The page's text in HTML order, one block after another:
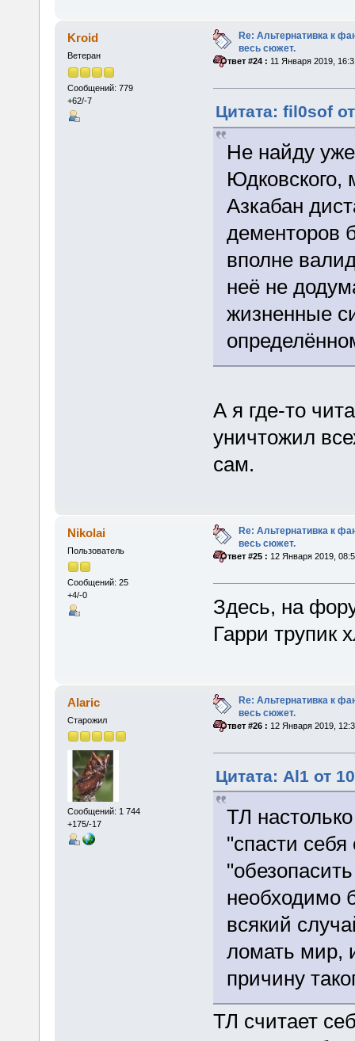
Kroid
Ветеран
Сообщений: 779
+62/-7
Re: Альтернативка к
весь сюжет.
«Ответ #24 : 11 Января 2019,
Цитата: fil0sof
Не найду
Юдковского,
Азкабан
дементоров
вполне
неё не
жизненные
А я где-то
уничтожил
сам.
Nikolai
Пользователь
Сообщений: 25
+4/-0
Re: Альтернативка к
весь сюжет.
«Ответ #25 : 12 Января 2019,
Здесь, на
Гарри трупик
Alaric
Старожил
Сообщений: 1 744
+175/-17
Re: Альтернативка к
весь сюжет.
«Ответ #26 : 12 Января 2019,
Цитата: Al1 от
ТЛ
"спасти
необходимо
всякий
ломать мир,
причину
ТЛ считает